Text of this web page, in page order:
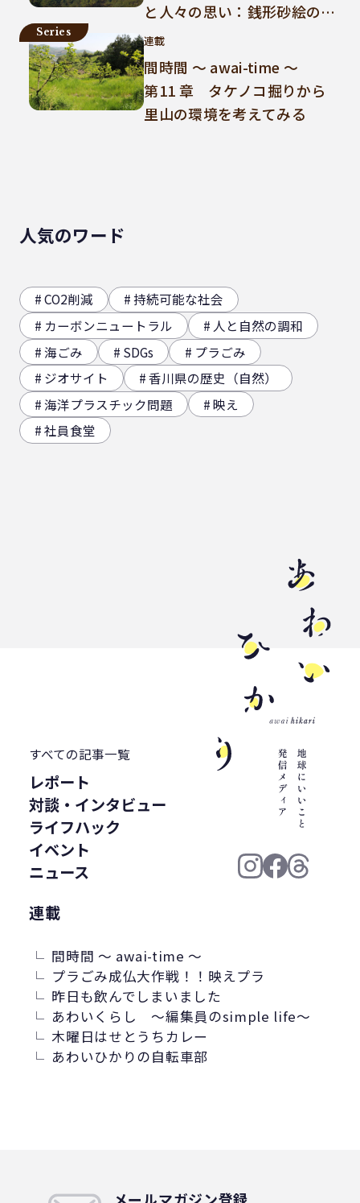
と人々の思い：銭形砂絵の秘
密
Series
連載
間時間 ～ awai-time ～
第11 章 タケノコ掘りから
里山の環境を考えてみる
人気のワード
CO2削減
持続可能な社会
カーボンニュートラル
人と自然の調和
海ごみ
SDGs
プラごみ
ジオサイト
香川県の歴史（自然）
海洋プラスチック問題
映え
社員食堂
すべての記事一覧
レポート
対談・インタビュー
ライフハック
イベント
ニュース
連載
間時間 ～ awai-time ～
プラごみ成仏大作戦！！映えプラ
昨日も飲んでしまいました
あわいくらし ～編集員のsimple life～
木曜日はせとうちカレー
あわいひかりの自転車部
メールマガジン登録